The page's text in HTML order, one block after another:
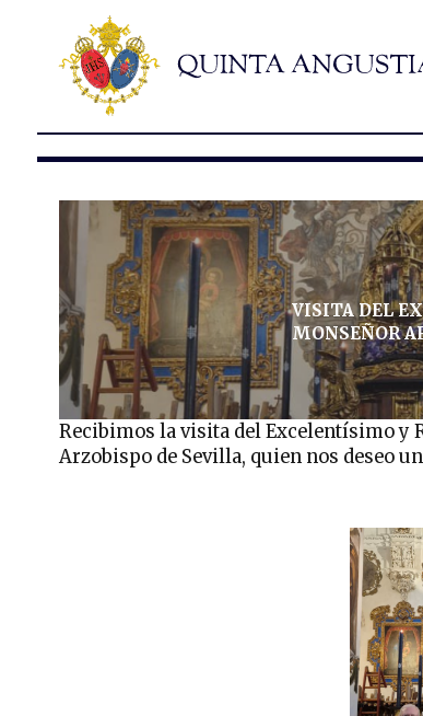
VISITA DEL
MONSEÑOR
Recibimos la visita del Excelentísimo y
Arzobispo de Sevilla, quien nos deseo